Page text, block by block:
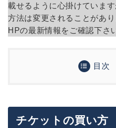
載せるように心掛けていま
方法は変更されることがあ
HPの最新情報をご確認下さ
目次
座席を選択
必要事項を記入してチ
販売スケジュールを確
まとめ
チケットの買い方